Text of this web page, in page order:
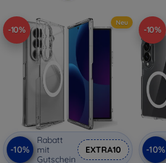
-10%
Neu
-10%
Rabatt
mit
Gutschein
EXTRA10
-10%
-10%